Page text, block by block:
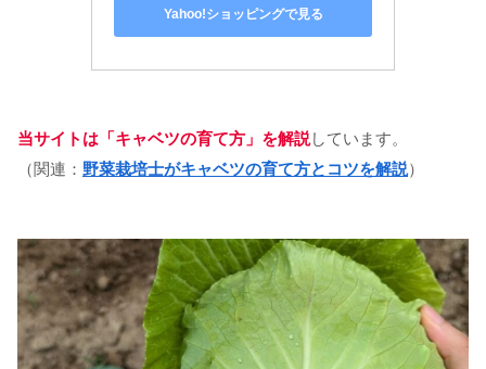
Yahoo!ショッピングで見る
当サイトは「キャベツの育て方」を解説しています。
（関連： 野菜栽培士がキャベツの育て方とコツを解説）